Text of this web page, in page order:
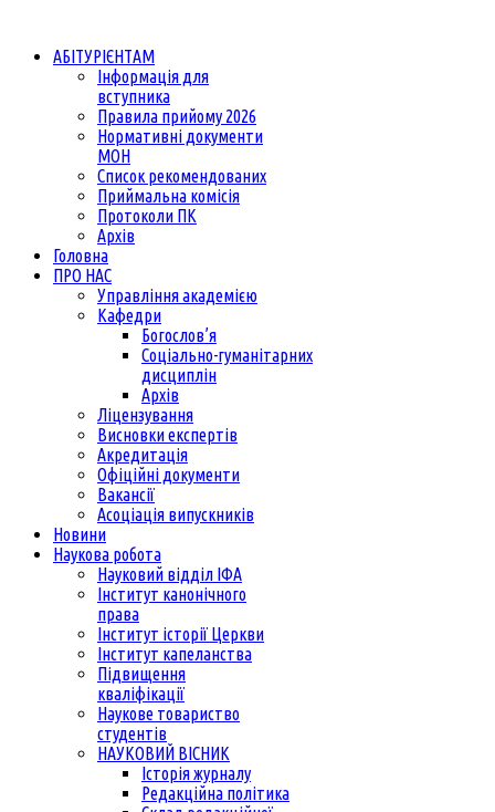
АБІТУРІЄНТАМ
Інформація для
вступника
Правила прийому 2026
Нормативні документи
МОН
Список рекомендованих
Приймальна комісія
Протоколи ПК
Архів
Головна
ПРО НАС
Управління академією
Кафедри
Богослов’я
Соціально-гуманітарних
дисциплін
Архів
Ліцензування
Висновки експертів
Акредитація
Офіційні документи
Вакансії
Асоціація випускників
Новини
Наукова робота
Науковий відділ ІФА
Інститут канонічного
права
Інститут історії Церкви
Інститут капеланства
Підвищення
кваліфікації
Наукове товариство
студентів
НАУКОВИЙ ВІСНИК
Історія журналу
Редакційна політика